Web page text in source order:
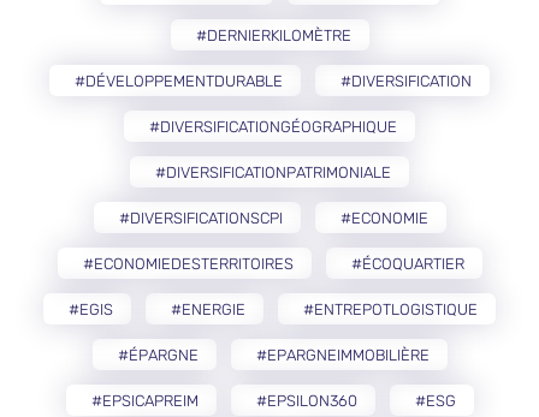
#DERNIERKILOMÈTRE
#DÉVELOPPEMENTDURABLE #DIVERSIFICATION
#DIVERSIFICATIONGÉOGRAPHIQUE
#DIVERSIFICATIONPATRIMONIALE
#DIVERSIFICATIONSCPI #ECONOMIE
#ECONOMIEDESTERRITOIRES #ÉCOQUARTIER
#EGIS #ENERGIE #ENTREPOTLOGISTIQUE
#ÉPARGNE #EPARGNEIMMOBILIÈRE
#EPSICAPREIM #EPSILON360 #ESG